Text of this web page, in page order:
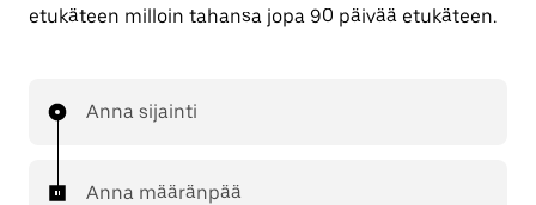
etukäteen milloin tahansa jopa 90 päivää etukäteen.
Anna sijainti
Anna määränpää